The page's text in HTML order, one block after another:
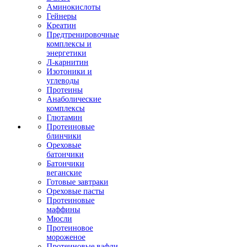
Аминокислоты
Гейнеры
Креатин
Предтренировочные
комплексы и
энергетики
Л-карнитин
Изотоники и
углеводы
Протеины
Анаболические
комплексы
Глютамин
Протеиновые
блинчики
Ореховые
батончики
Батончики
веганские
Готовые завтраки
Ореховые пасты
Протеиновые
маффины
Мюсли
Протеиновое
мороженое